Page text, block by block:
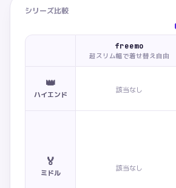
シリーズ比較
freemo
超スリム幅で着せ替え自由
👑
ハイエンド 該当なし
🏅
ミドル 該当なし